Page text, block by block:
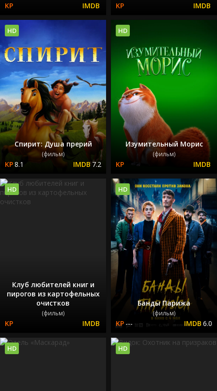
Спирит: Душа прерий
(фильм)
8.1 7.2
HD
Изумительный Морис
(фильм)
HD
Клуб любителей книг и
пирогов из картофельных
очистков
(фильм)
HD
Банды Парижа
(фильм)
--- 6.0
HD
HD HD